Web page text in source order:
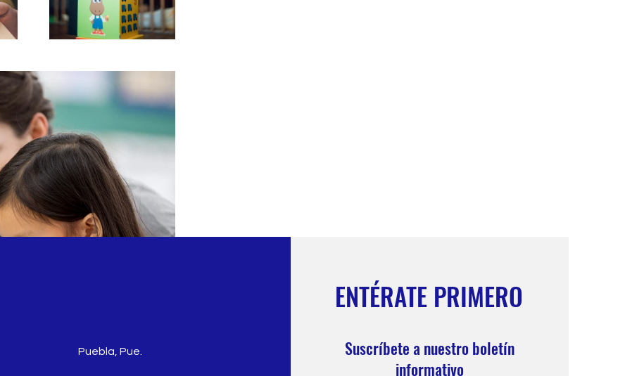
Puebla, Pue.
ENTÉRATE PRIMERO
Suscríbete a nuestro boletín
informativo